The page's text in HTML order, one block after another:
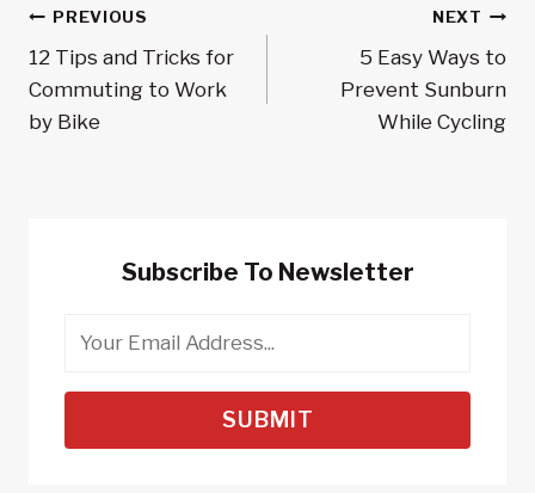
Post
Navigation
PREVIOUS
12 Tips and Tricks for
Commuting to Work
by Bike
NEXT
5 Easy Ways to
Prevent Sunburn
While Cycling
Subscribe To Newsletter
SUBMIT